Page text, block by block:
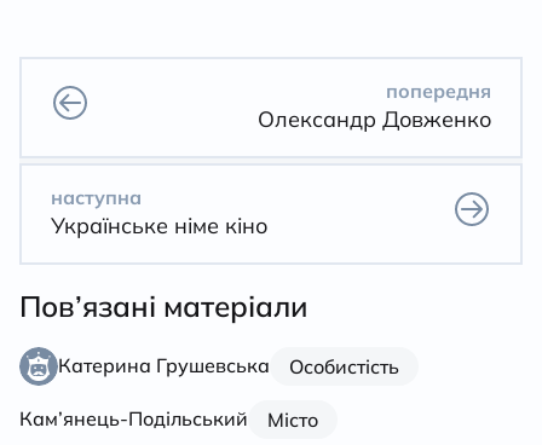
попередня
Олександр Довженко
наступна
Українське німе кіно
Пов’язані матеріали
Катерина Грушевська Особистість
Кам’янець-Подільський Місто